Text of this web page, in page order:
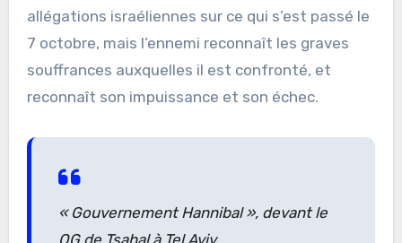
allégations israéliennes sur ce qui s’est passé le
7 octobre, mais l’ennemi reconnaît les graves
souffrances auxquelles il est confronté, et
reconnaît son impuissance et son échec.
« Gouvernement Hannibal », devant le